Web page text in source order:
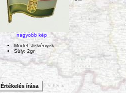
nagyobb kép
Model: Jelvények
Súly: 2gr
Értékelés írása